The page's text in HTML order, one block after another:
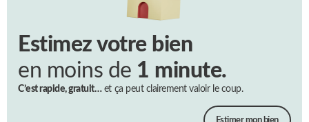
Estimez votre bien
en moins de 1 minute.
C’est rapide, gratuit…et ça peut clairement valoir le coup.